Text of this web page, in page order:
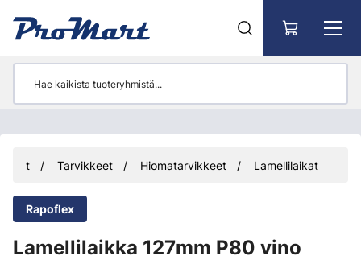
Tarvikkeet Hiomatarvikkeet Lamellilaikat
Rapoflex
Lamellilaikka 127mm P80 vino